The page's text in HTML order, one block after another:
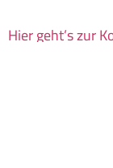
Hier geht’s zur